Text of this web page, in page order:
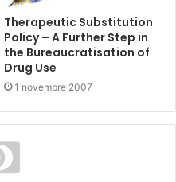
Therapeutic Substitution
Policy – A Further Step in
the Bureaucratisation of
Drug Use
1 novembre 2007